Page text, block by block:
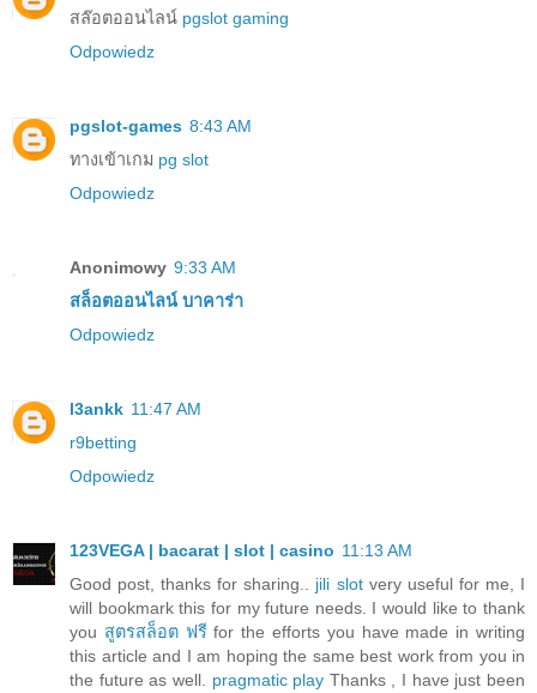
สล๊อตออนไลน์ pgslot gaming
Odpowiedz
pgslot-games 8:43 AM
ทางเข้าเกม pg slot
Odpowiedz
Anonimowy 9:33 AM
สล็อตออนไลน์ บาคาร่า
Odpowiedz
l3ankk 11:47 AM
r9betting
Odpowiedz
123VEGA | bacarat | slot | casino 11:13 AM
Good post, thanks for sharing.. jili slotvery useful for me, I
will bookmark this for my future needs. I would like to thank
you สูตรสล็อต ฟรีfor the efforts you have made in writing
this article and I am hoping the same best work from you in
the future as well. pragmatic play Thanks , I have just been